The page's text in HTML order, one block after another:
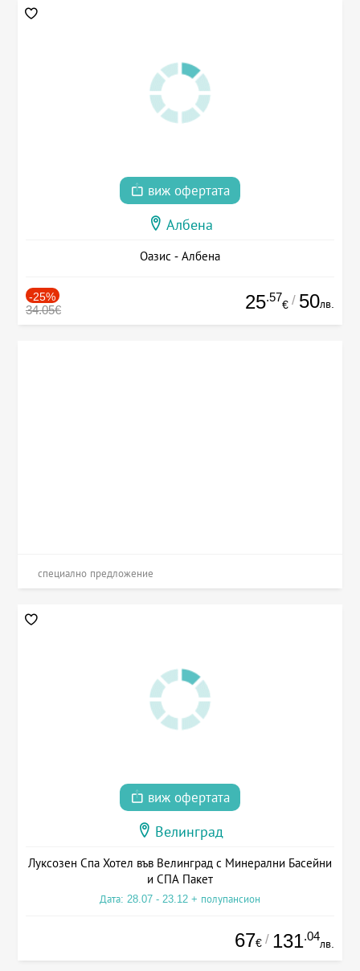
виж офертата
Албена
Оазис - Албена
-25%
34.05€ 25.57
€ / 50лв.
специално предложение
виж офертата
Велинград
Луксозен Спа Хотел във Велинград с Минерални Басейни
и СПА Пакет
Дата: 28.07 - 23.12 + полупансион
67€ / 131.04
лв.